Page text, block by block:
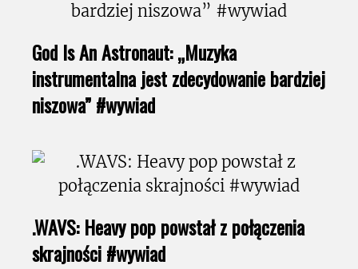
God Is An Astronaut: „Muzyka
instrumentalna jest zdecydowanie bardziej
niszowa” #wywiad
.WAVS: Heavy pop powstał z połączenia
skrajności #wywiad